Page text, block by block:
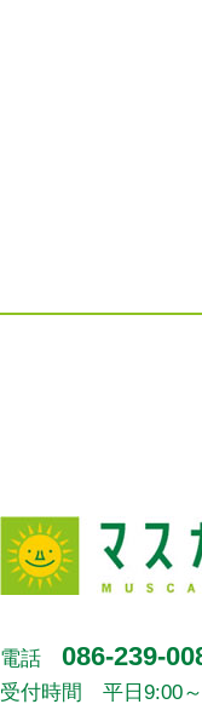
電話 086-239-
受付時間 平日9:00